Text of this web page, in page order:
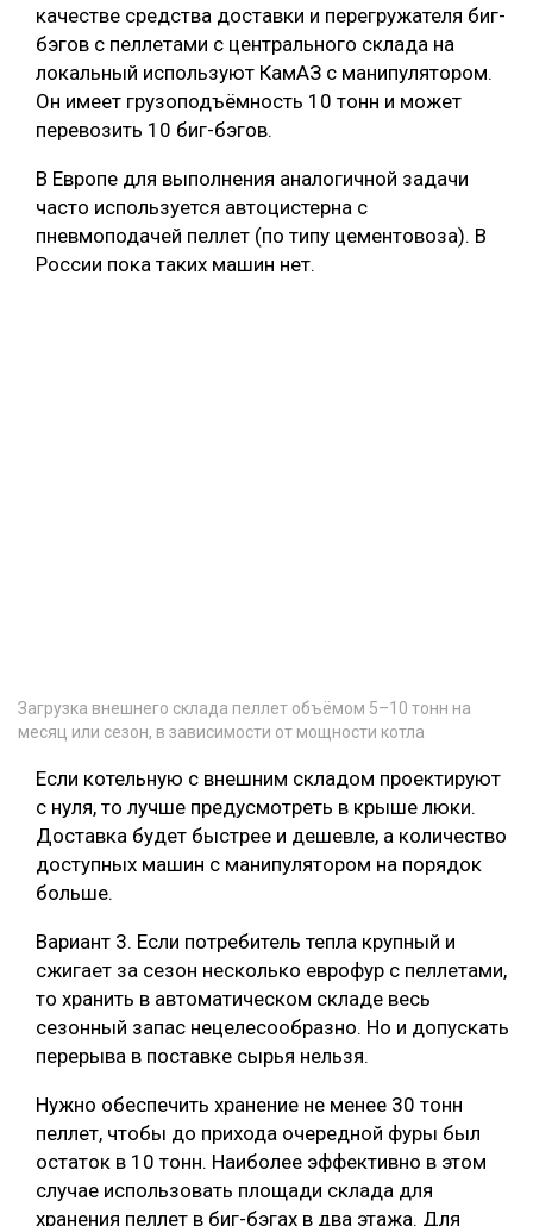
качестве средства доставки и перегружателя биг-
бэгов с пеллетами с центрального склада на
локальный используют КамАЗ с манипулятором.
Он имеет грузоподъёмность 10 тонн и может
перевозить 10 биг-бэгов.
В Европе для выполнения аналогичной задачи
часто используется автоцистерна с
пневмоподачей пеллет (по типу цементовоза). В
России пока таких машин нет.
Загрузка внешнего склада пеллет объёмом 5–10 тонн на
месяц или сезон, в зависимости от мощности котла
Если котельную с внешним складом проектируют
с нуля, то лучше предусмотреть в крыше люки.
Доставка будет быстрее и дешевле, а количество
доступных машин с манипулятором на порядок
больше.
Вариант 3. Если потребитель тепла крупный и
сжигает за сезон несколько еврофур с пеллетами,
то хранить в автоматическом складе весь
сезонный запас нецелесообразно. Но и допускать
перерыва в поставке сырья нельзя.
Нужно обеспечить хранение не менее 30 тонн
пеллет, чтобы до прихода очередной фуры был
остаток в 10 тонн. Наиболее эффективно в этом
случае использовать площади склада для
хранения пеллет в биг-бэгах в два этажа. Для